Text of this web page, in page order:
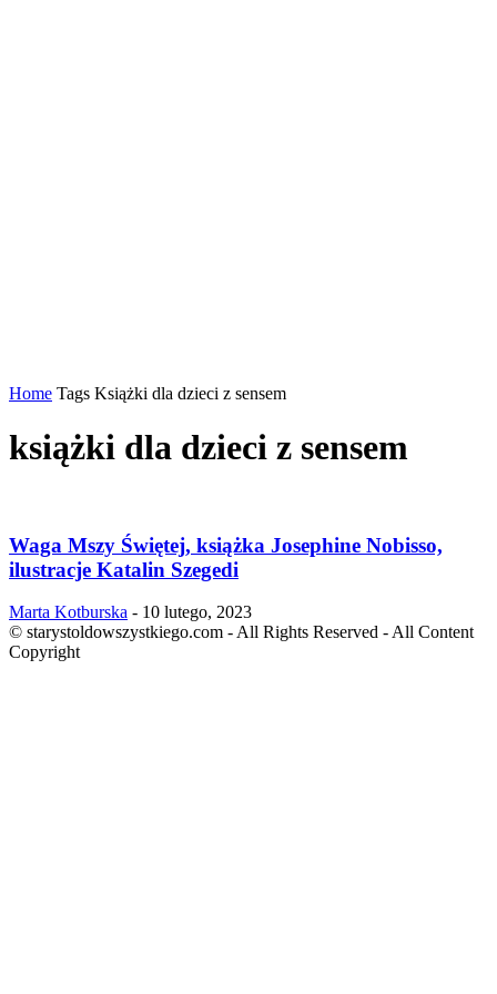
Home Tags Książki dla dzieci z sensem
książki dla dzieci z sensem
Waga Mszy Świętej, książka Josephine Nobisso,
ilustracje Katalin Szegedi
Marta Kotburska - 10 lutego, 2023
© starystoldowszystkiego.com - All Rights Reserved - All Content
Copyright